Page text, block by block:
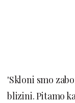
'Skloni smo
blizini. Pitamo